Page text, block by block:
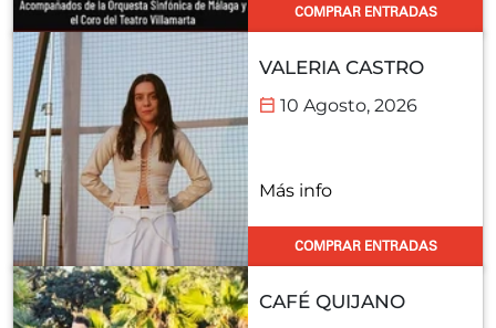
COMPRAR ENTRADAS
VALERIA CASTRO
10 Agosto, 2026
Más info
COMPRAR ENTRADAS
CAFÉ QUIJANO